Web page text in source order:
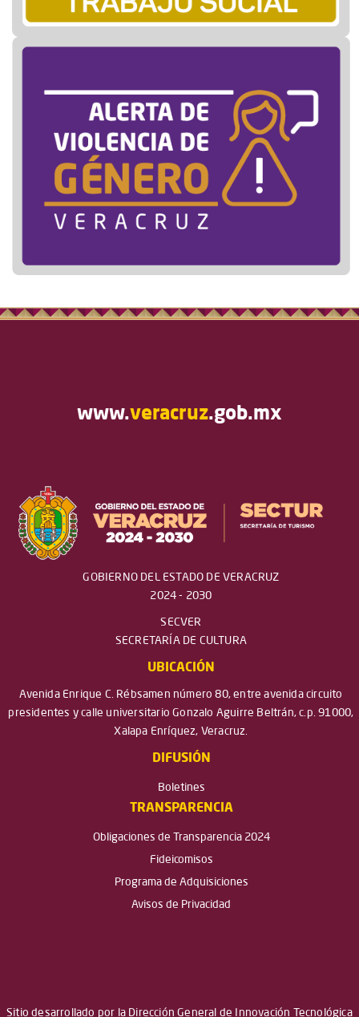
www.veracruz.gob.mx
GOBIERNO DEL ESTADO DE VERACRUZ
2024 - 2030
SECVER
SECRETARÍA DE CULTURA
UBICACIÓN
Avenida Enrique C. Rébsamen número 80, entre avenida circuito
presidentes y calle universitario Gonzalo Aguirre Beltrán, c.p. 91000,
Xalapa Enríquez, Veracruz.
DIFUSIÓN
Boletines
TRANSPARENCIA
Obligaciones de Transparencia 2024
Fideicomisos
Programa de Adquisiciones
Avisos de Privacidad
Sitio desarrollado por la Dirección General de Innovación Tecnológica